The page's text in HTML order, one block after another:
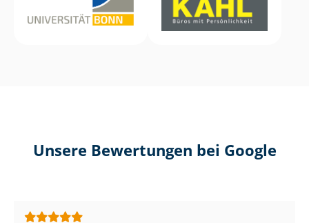
Unsere Bewertungen bei Google